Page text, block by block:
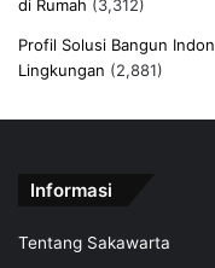
di Rumah (3,312)
Profil Solusi Bangun
Lingkungan (2,881)
Informasi
Tentang Sakawarta